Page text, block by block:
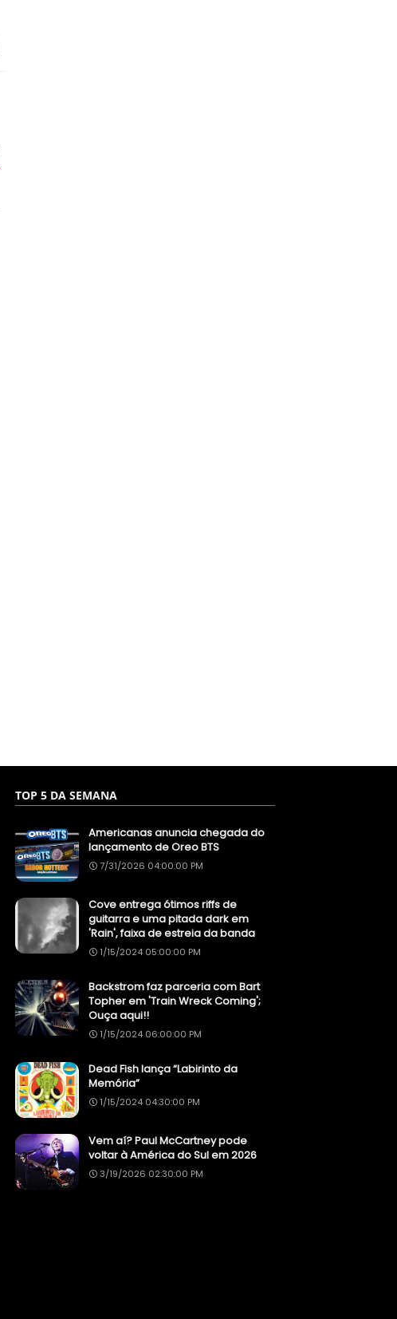
TOP 5 DA SEMANA
Americanas anuncia chegada do
lançamento de Oreo BTS
7/31/2026 04:00:00 PM
Cove entrega ótimos riffs de
guitarra e uma pitada dark em
'Rain', faixa de estreia da banda
1/15/2024 05:00:00 PM
Backstrom faz parceria com Bart
Topher em 'Train Wreck Coming';
Ouça aqui!!
1/15/2024 06:00:00 PM
Dead Fish lança “Labirinto da
Memória”
1/15/2024 04:30:00 PM
Vem aí? Paul McCartney pode
voltar à América do Sul em 2026
3/19/2026 02:30:00 PM